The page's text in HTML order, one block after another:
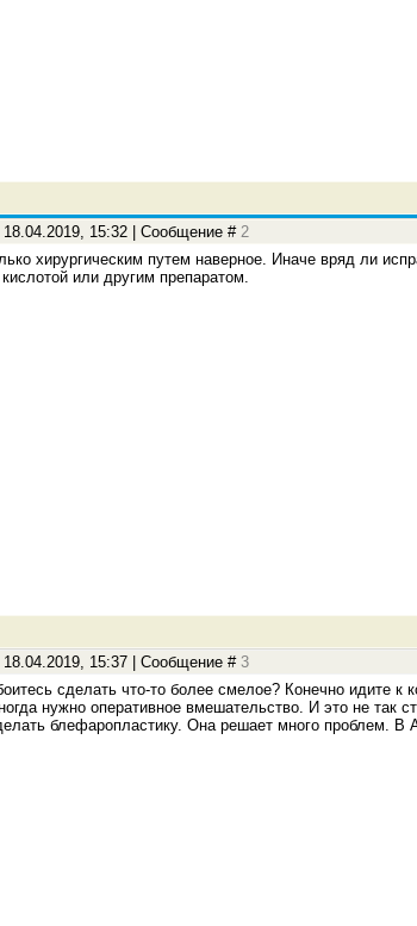
18.04.2019, 15:32 | Сообщение # 2
хирургическим путем наверное. Иначе вряд ли
или другим препаратом.
18.04.2019, 15:37 | Сообщение # 3
сделать что-то более смелое? Конечно идите
нужно оперативное вмешательство. И это не так
блефаропластику. Она решает много проблем. В